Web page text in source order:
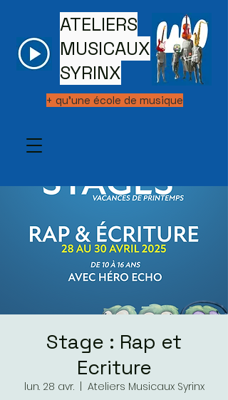
ATELIERS
MUSICAUX
SYRINX
+ qu'une école de musique
Stage : Rap et
Ecriture
lun. 28 avr.
  |
Ateliers Musicaux Syrinx